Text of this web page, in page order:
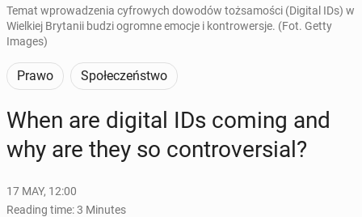
Temat wprowadzenia cyfrowych dowodów tożsamości (Digital IDs) w
Wielkiej Brytanii budzi ogromne emocje i kontrowersje. (Fot. Getty
Images)
Prawo Społeczeństwo
When are digital IDs coming and
why are they so con­tro­ver­sial?
17 MAY, 12:00
Reading time: 3 Minutes